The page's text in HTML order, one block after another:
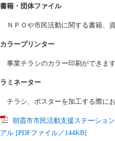
書籍・団体ファイル
ＮＰＯや市民活動に関する書籍、
カラープリンター
事業チラシのカラー印刷ができます
ラミネーター
チラシ、ポスターを加工する際にお
朝霞市市民活動支援ステーショ
アル [PDFファイル／144KB]